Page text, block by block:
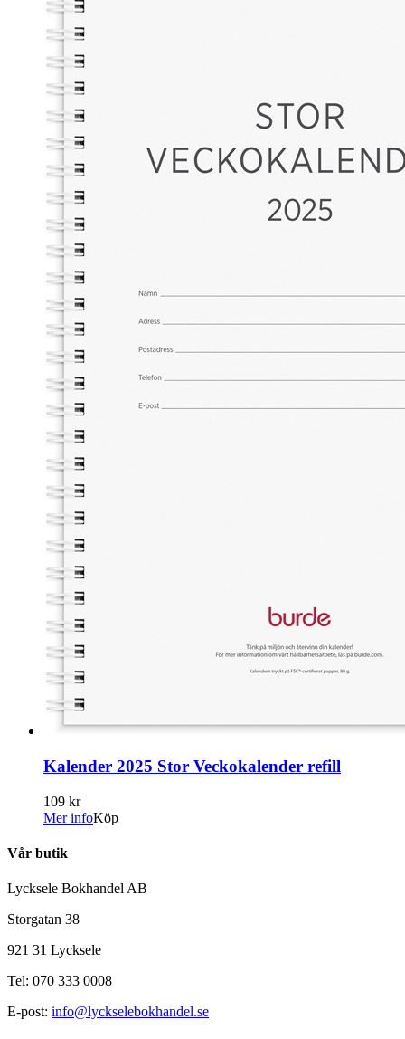
Kalender 2025 Stor Veckokalender refill
109 kr
Mer infoKöp
Vår butik
Lycksele Bokhandel AB
Storgatan 38
921 31 Lycksele
Tel: 070 333 0008
E-post: info@lyckselebokhandel.se